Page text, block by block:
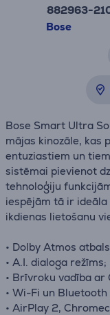
882963-
Bose
Bose Smart Ultra
mājas kinozāle, kas
entuziastiem un
sistēmai pievienot
tehnoloģiju
iespējām tā ir
ikdienas lietošanu
• Dolby Atmos
• A.I. dialoga režīms;
• Brīvroku vadība ar
• Wi-Fi un
• AirPlay 2,